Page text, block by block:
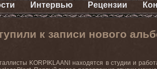
Интервью Рецензии
к записи нового
KORPIKLAANI находятся в студии и